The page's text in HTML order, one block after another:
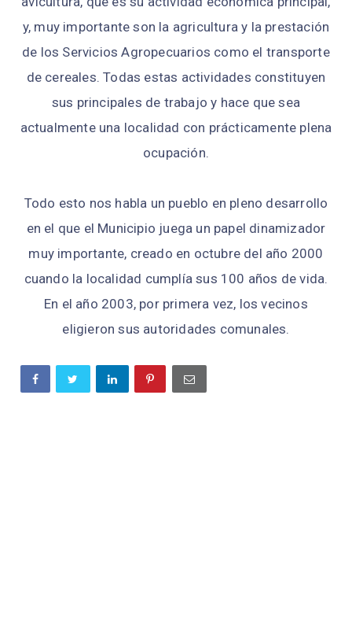
y, muy importante son la agricultura y la prestación
de los Servicios Agropecuarios como el transporte
de cereales. Todas estas actividades constituyen
sus principales de trabajo y hace que sea
actualmente una localidad con prácticamente plena
ocupación.
Todo esto nos habla un pueblo en pleno desarrollo
en el que el Municipio juega un papel dinamizador
muy importante, creado en octubre del año 2000
cuando la localidad cumplía sus 100 años de vida.
En el año 2003, por primera vez, los vecinos
eligieron sus autoridades comunales.